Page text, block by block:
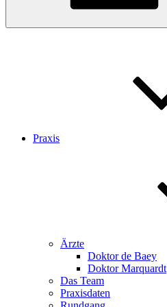
Praxis
Ärzte
Doktor de Baey
Doktor Marquardt
Das Team
Praxisdaten